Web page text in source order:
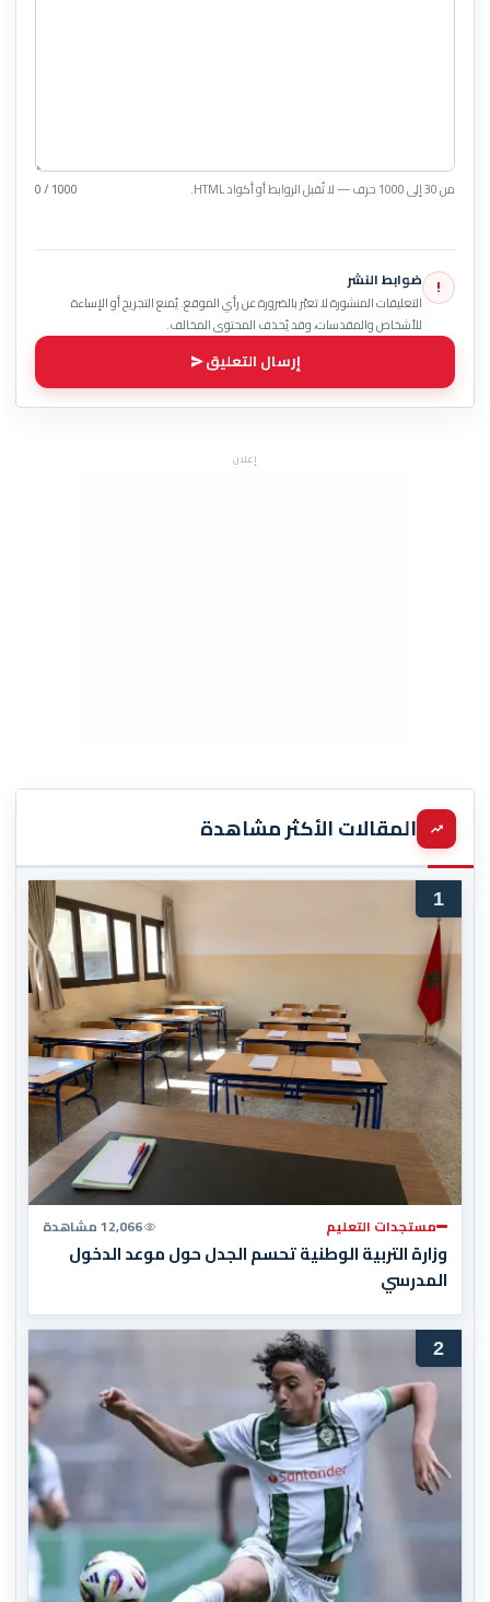
من 30 إلى 1000 حرف — لا تُقبل الروابط أو أكواد HTML. 0 / 1000
! ضوابط النشر
التعليقات المنشورة لا تعبّر بالضرورة عن رأي الموقع. يُمنع التجريح أو الإساءة
للأشخاص والمقدسات، وقد يُحذف المحتوى المخالف.
إرسال التعليق
إعلان
المقالات الأكثر مشاهدة
1
مستجدات التعليم 12,066 مشاهدة
وزارة التربية الوطنية تحسم الجدل حول موعد الدخول
المدرسي
2